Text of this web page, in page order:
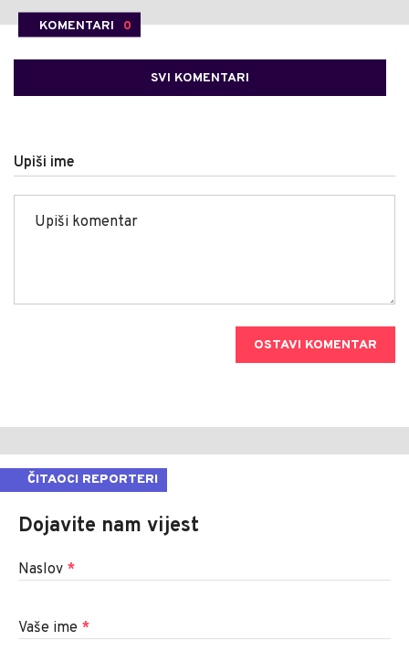
KOMENTARI 0
SVI KOMENTARI
Upiši ime
OSTAVI KOMENTAR
ČITAOCI REPORTERI
Dojavite nam vijest
Naslov *
Vaše ime *